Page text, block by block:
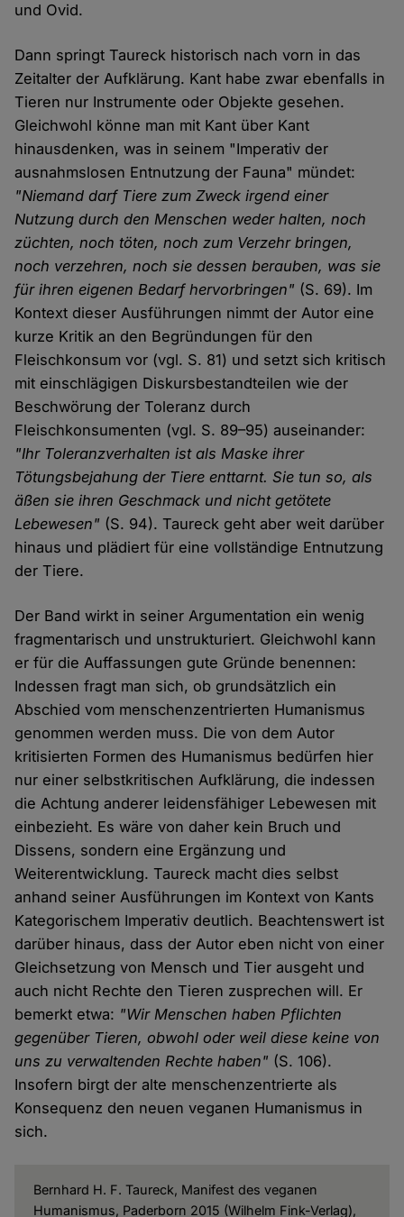
und Ovid.
Dann springt Taureck historisch nach vorn in das
Zeitalter der Aufklärung. Kant habe zwar ebenfalls in
Tieren nur Instrumente oder Objekte gesehen.
Gleichwohl könne man mit Kant über Kant
hinausdenken, was in seinem "Imperativ der
ausnahmslosen Entnutzung der Fauna" mündet:
"Niemand darf Tiere zum Zweck irgend einer
Nutzung durch den Menschen weder halten, noch
züchten, noch töten, noch zum Verzehr bringen,
noch verzehren, noch sie dessen berauben, was sie
für ihren eigenen Bedarf hervorbringen" (S. 69). Im
Kontext dieser Ausführungen nimmt der Autor eine
kurze Kritik an den Begründungen für den
Fleischkonsum vor (vgl. S. 81) und setzt sich kritisch
mit einschlägigen Diskursbestandteilen wie der
Beschwörung der Toleranz durch
Fleischkonsumenten (vgl. S. 89–95) auseinander:
"Ihr Toleranzverhalten ist als Maske ihrer
Tötungsbejahung der Tiere enttarnt. Sie tun so, als
äßen sie ihren Geschmack und nicht getötete
Lebewesen" (S. 94). Taureck geht aber weit darüber
hinaus und plädiert für eine vollständige Entnutzung
der Tiere.
Der Band wirkt in seiner Argumentation ein wenig
fragmentarisch und unstrukturiert. Gleichwohl kann
er für die Auffassungen gute Gründe benennen:
Indessen fragt man sich, ob grundsätzlich ein
Abschied vom menschenzentrierten Humanismus
genommen werden muss. Die von dem Autor
kritisierten Formen des Humanismus bedürfen hier
nur einer selbstkritischen Aufklärung, die indessen
die Achtung anderer leidensfähiger Lebewesen mit
einbezieht. Es wäre von daher kein Bruch und
Dissens, sondern eine Ergänzung und
Weiterentwicklung. Taureck macht dies selbst
anhand seiner Ausführungen im Kontext von Kants
Kategorischem Imperativ deutlich. Beachtenswert ist
darüber hinaus, dass der Autor eben nicht von einer
Gleichsetzung von Mensch und Tier ausgeht und
auch nicht Rechte den Tieren zusprechen will. Er
bemerkt etwa: "Wir Menschen haben Pflichten
gegenüber Tieren, obwohl oder weil diese keine von
uns zu verwaltenden Rechte haben" (S. 106).
Insofern birgt der alte menschenzentrierte als
Konsequenz den neuen veganen Humanismus in
sich.
Bernhard H. F. Taureck, Manifest des veganen
Humanismus, Paderborn 2015 (Wilhelm Fink-Verlag),